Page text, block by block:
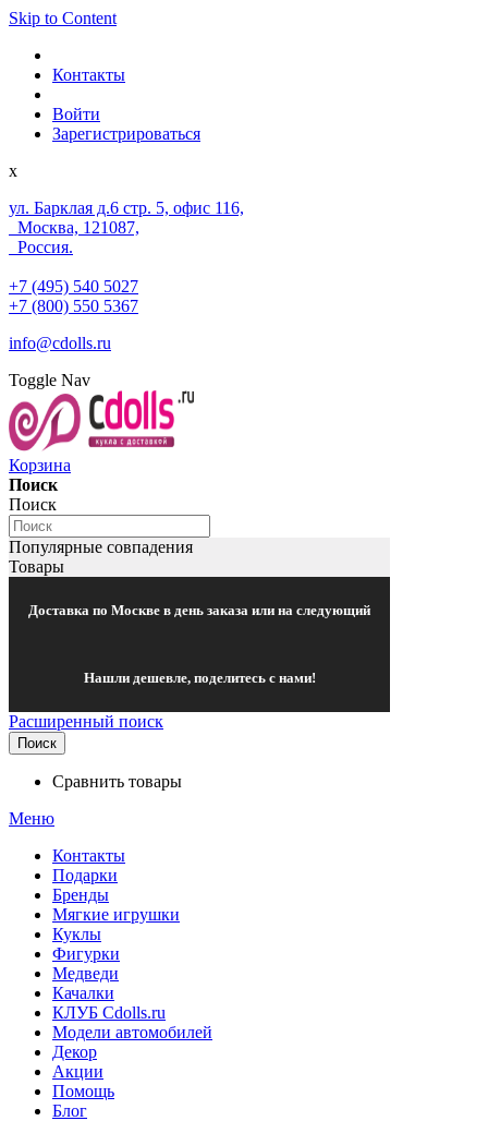
Skip to Content
Контакты
Войти
Зарегистрироваться
x
ул. Барклая д.6 стр. 5, офис 116,
Москва, 121087,
Россия.
+7 (495) 540 5027
+7 (800) 550 5367
info@cdolls.ru
Toggle Nav
Корзина
Поиск
Поиск
Популярные совпадения
Товары
Доставка по Москве в день заказа или на следующий
Нашли дешевле, поделитесь с нами!
Расширенный поиск
Поиск
Сравнить товары
Меню
Контакты
Подарки
Бренды
Мягкие игрушки
Куклы
Фигурки
Медведи
Качалки
КЛУБ Cdolls.ru
Модели автомобилей
Декор
Акции
Помощь
Блог